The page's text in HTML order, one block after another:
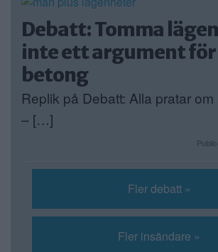
Debatt: Tomma
inte ett argument
betong
Replik på Debatt: Alla pratar
– […]
Fler debatt »
Fler insändare »